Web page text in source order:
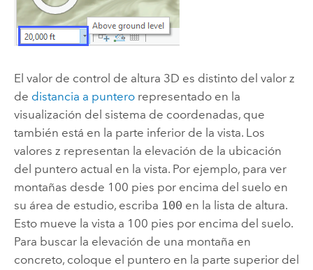
El valor de control de altura 3D es distinto del valor z
de distancia a punterorepresentado en la
visualización del sistema de coordenadas, que
también está en la parte inferior de la vista. Los
valores z representan la elevación de la ubicación
del puntero actual en la vista. Por ejemplo, para ver
montañas desde 100 pies por encima del suelo en
su área de estudio, escriba 100 en la lista de altura.
Esto mueve la vista a 100 pies por encima del suelo.
Para buscar la elevación de una montaña en
concreto, coloque el puntero en la parte superior del